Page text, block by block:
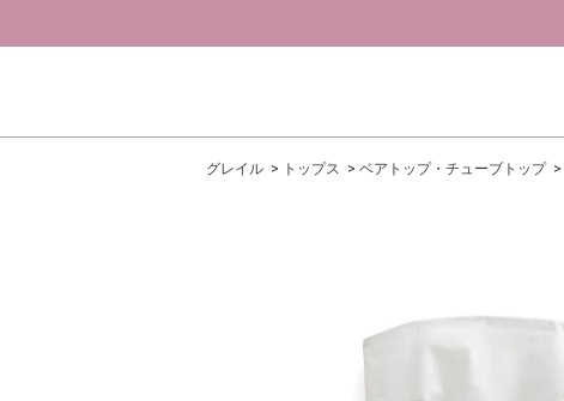
グレイル トップス ベアトップ・チューブトップ